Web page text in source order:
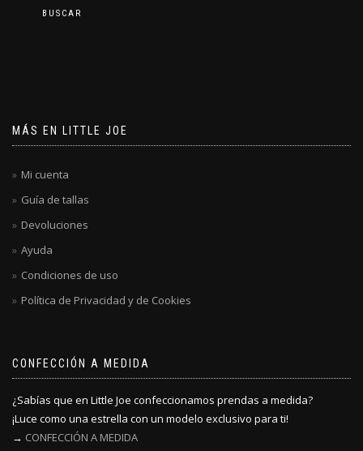
BUSCAR
MÁS EN LITTLE JOE
Mi cuenta
Guía de tallas
Devoluciones
Ayuda
Condiciones de uso
Política de Privacidad y de Cookies
CONFECCIÓN A MEDIDA
¿Sabías que en Little Joe confeccionamos prendas a medida?
¡Luce como una estrella con un modelo exclusivo para ti!
→ CONFECCIÓN A MEDIDA